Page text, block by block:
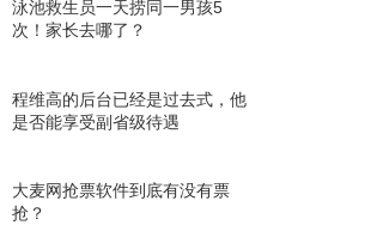
泳池救生员一天捞同一男孩5
次！家长去哪了？
程维高的后台已经是过去式，他
是否能享受副省级待遇
大麦网抢票软件到底有没有票
抢？